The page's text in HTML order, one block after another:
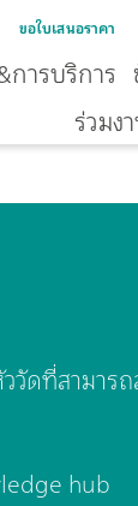
ขอใบเสนอราคา
ารบริการ
ร่วมง
ดที่สามาร
hub